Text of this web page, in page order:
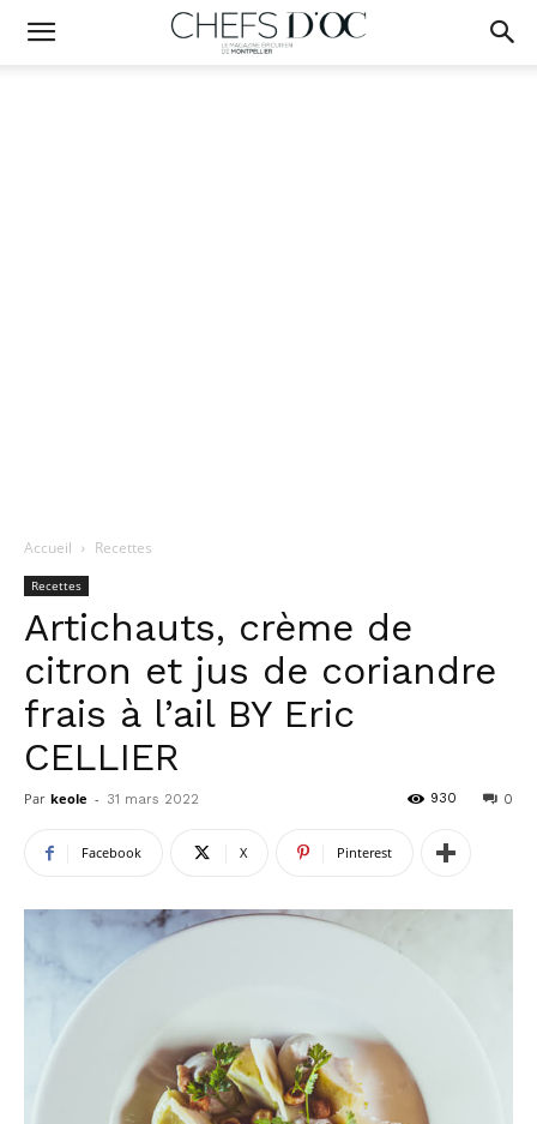
Accueil Recettes
Recettes
Artichauts, crème de
citron et jus de coriandre
frais à l’ail BY Eric
CELLIER
Par keole - 31 mars 2022 0
930
Facebook X Pinterest